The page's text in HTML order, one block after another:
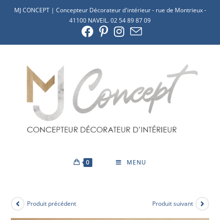
MJ CONCEPT | Concepteur Décorateur d'intérieur - rue de Montrieux -
41100 NAVEIL. 02 54 89 87 09
0 MENU
Produit précédent Produit suivant